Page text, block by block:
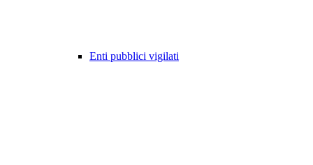
Enti pubblici vigilati